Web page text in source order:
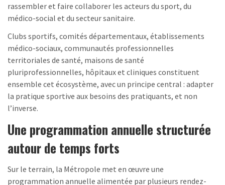
rassembler et faire collaborer les acteurs du sport, du
médico-social et du secteur sanitaire.
Clubs sportifs, comités départementaux, établissements
médico-sociaux, communautés professionnelles
territoriales de santé, maisons de santé
pluriprofessionnelles, hôpitaux et cliniques constituent
ensemble cet écosystème, avec un principe central : adapter
la pratique sportive aux besoins des pratiquants, et non
l’inverse.
Une programmation annuelle structurée
autour de temps forts
Sur le terrain, la Métropole met en œuvre une
programmation annuelle alimentée par plusieurs rendez-